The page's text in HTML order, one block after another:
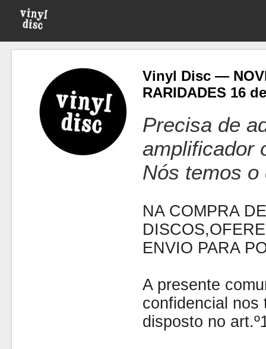
Vinyl Disc —
RARIDADES 16
Precisa de
amplificador
Nós temos o
NA COMPRA
ENVIO PARA
A presente
confidencial nos
disposto no